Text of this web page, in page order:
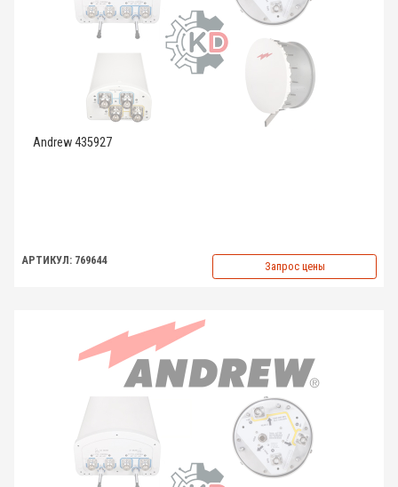
Andrew 435927
АРТИКУЛ: 769644 Запрос цены